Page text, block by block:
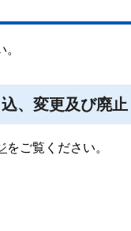
、変更及び廃止
をご覧ください。